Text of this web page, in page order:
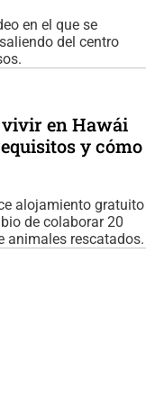
en el que se
del centro
vivir en Hawái
y cómo
alojamiento gratuito
de colaborar 20
animales rescatados.